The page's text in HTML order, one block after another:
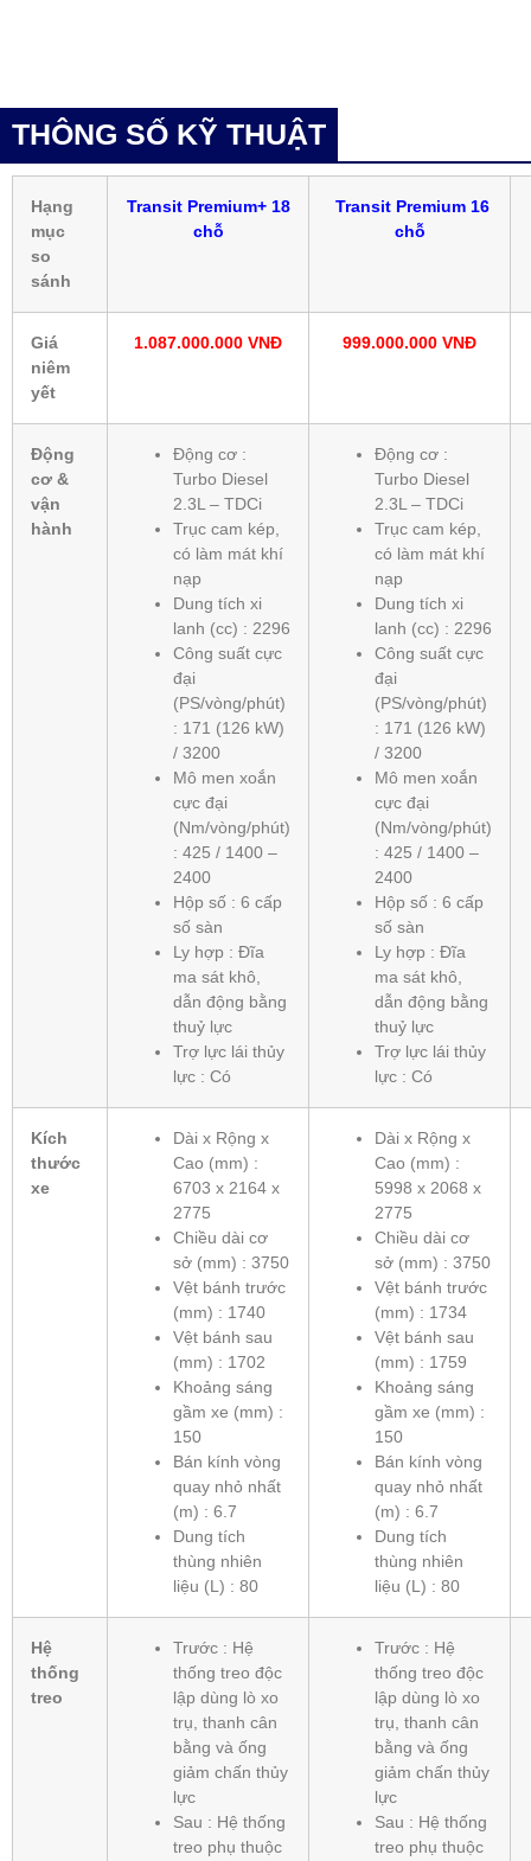
THÔNG SỐ KỸ THUẬT
Hạng
mục
so
sánh
Transit Premium+ 18
chỗ
Transit Premium 16
chỗ
Giá
niêm
yết
1.087.000.000 VNĐ 999.000.000 VNĐ
Động
cơ &
vận
hành
Động cơ :
Turbo Diesel
2.3L – TDCi
Trục cam kép,
có làm mát khí
nạp
Dung tích xi
lanh (cc) : 2296
Công suất cực
đại
(PS/vòng/phút)
: 171 (126 kW)
/ 3200
Mô men xoắn
cực đại
(Nm/vòng/phút)
: 425 / 1400 –
2400
Hộp số : 6 cấp
số sàn
Ly hợp : Đĩa
ma sát khô,
dẫn động bằng
thuỷ lực
Trợ lực lái thủy
lực : Có
Động cơ :
Turbo Diesel
2.3L – TDCi
Trục cam kép,
có làm mát khí
nạp
Dung tích xi
lanh (cc) : 2296
Công suất cực
đại
(PS/vòng/phút)
: 171 (126 kW)
/ 3200
Mô men xoắn
cực đại
(Nm/vòng/phút)
: 425 / 1400 –
2400
Hộp số : 6 cấp
số sàn
Ly hợp : Đĩa
ma sát khô,
dẫn động bằng
thuỷ lực
Trợ lực lái thủy
lực : Có
Kích
thước
xe
Dài x Rộng x
Cao (mm) :
6703 x 2164 x
2775
Chiều dài cơ
sở (mm) : 3750
Vệt bánh trước
(mm) : 1740
Vệt bánh sau
(mm) : 1702
Khoảng sáng
gầm xe (mm) :
150
Bán kính vòng
quay nhỏ nhất
(m) : 6.7
Dung tích
thùng nhiên
liệu (L) : 80
Dài x Rộng x
Cao (mm) :
5998 x 2068 x
2775
Chiều dài cơ
sở (mm) : 3750
Vệt bánh trước
(mm) : 1734
Vệt bánh sau
(mm) : 1759
Khoảng sáng
gầm xe (mm) :
150
Bán kính vòng
quay nhỏ nhất
(m) : 6.7
Dung tích
thùng nhiên
liệu (L) : 80
Hệ
thống
treo
Trước : Hệ
thống treo độc
lập dùng lò xo
trụ, thanh cân
bằng và ống
giảm chấn thủy
lực
Sau : Hệ thống
treo phụ thuộc
Trước : Hệ
thống treo độc
lập dùng lò xo
trụ, thanh cân
bằng và ống
giảm chấn thủy
lực
Sau : Hệ thống
treo phụ thuộc